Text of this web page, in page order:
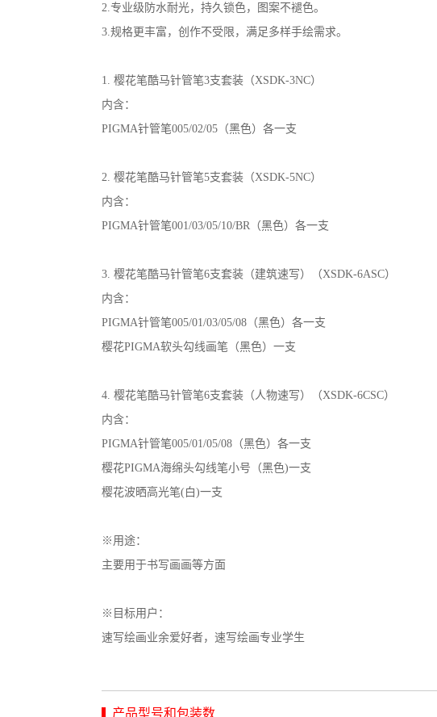
2.专业级防水耐光，持久锁色，图案不褪色。
3.规格更丰富，创作不受限，满足多样手绘需求。
1. 樱花笔酷马针管笔3支套装（XSDK-3NC）
内含：
PIGMA针管笔005/02/05（黑色）各一支
2. 樱花笔酷马针管笔5支套装（XSDK-5NC）
内含：
PIGMA针管笔001/03/05/10/BR（黑色）各一支
3. 樱花笔酷马针管笔6支套装（建筑速写）（XSDK-6ASC）
内含：
PIGMA针管笔005/01/03/05/08（黑色）各一支
樱花PIGMA软头勾线画笔（黑色）一支
4. 樱花笔酷马针管笔6支套装（人物速写）（XSDK-6CSC）
内含：
PIGMA针管笔005/01/05/08（黑色）各一支
樱花PIGMA海绵头勾线笔小号（黑色)一支
樱花波晒高光笔(白)一支
※用途：
主要用于书写画画等方面
※目标用户：
速写绘画业余爱好者，速写绘画专业学生
产品型号和包装数